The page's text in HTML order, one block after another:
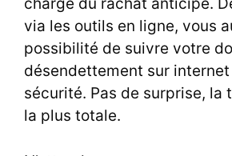
via les outils en ligne, vous
possibilité de suivre votre
désendettement sur
sécurité. Pas de surprise, la
la plus totale.